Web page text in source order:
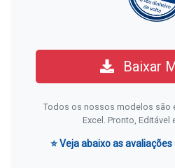
Baixar
Todos os nossos modelos são
Excel. Pronto, Editável
⭐ Veja abaixo as